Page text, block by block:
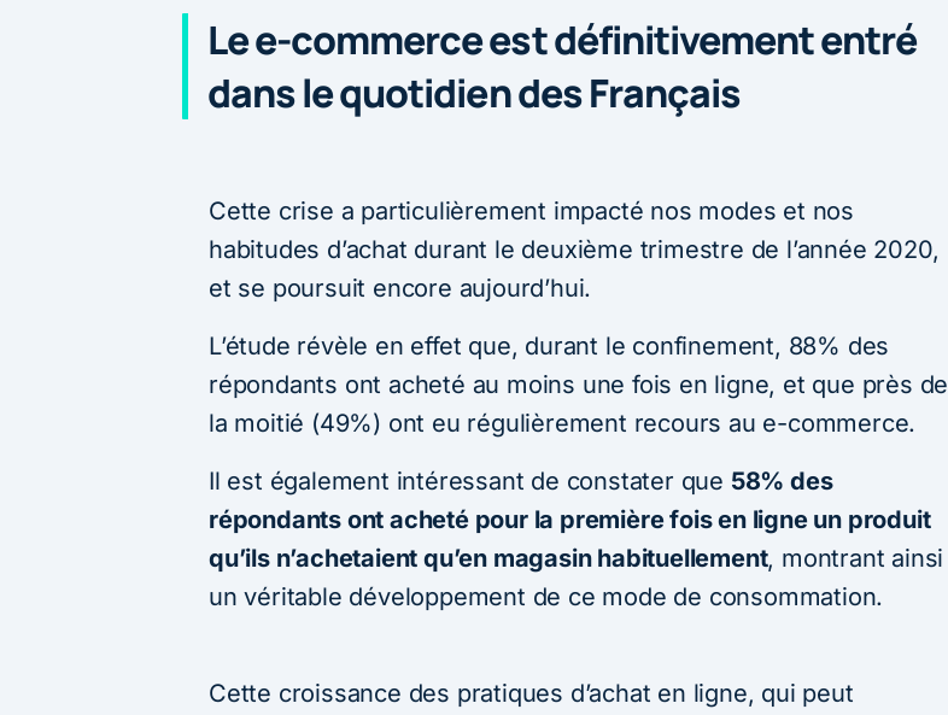
Le e-commerce est définitivement entré
dans le quotidien des Français
Cette crise a particulièrement impacté nos modes et nos
habitudes d’achat durant le deuxième trimestre de l’année 2020,
et se poursuit encore aujourd’hui.
L’étude révèle en effet que, durant le confinement, 88% des
répondants ont acheté au moins une fois en ligne, et que près de
la moitié (49%) ont eu régulièrement recours au e-commerce.
Il est également intéressant de constater que 58% des
répondants ont acheté pour la première fois en ligne un produit
qu’ils n’achetaient qu’en magasin habituellement, montrant ainsi
un véritable développement de ce mode de consommation.
Cette croissance des pratiques d’achat en ligne, qui peut